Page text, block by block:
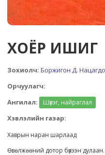
ХОЁР ИШИГ
Зохиолч: Боржигон Д.
Орчуулагч:
Ангилал:
Шүлэг, найраглал
Хэвлэлийн газар:
Хаврын наран шарлаад
Өвөлжөөний дотор бүлээн дулаан.